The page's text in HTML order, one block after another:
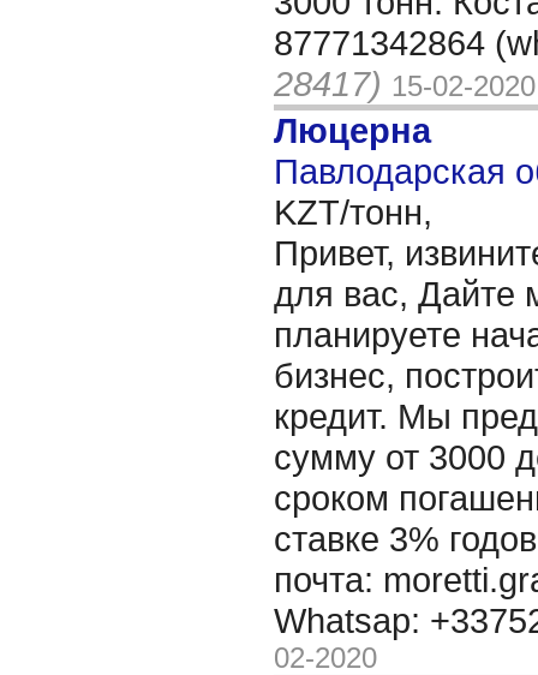
87771342864
28417) 15-02-2020
Люцерна
Павлодарская
KZT/тонн,
Привет,
для вас, Дайте
планируете
бизнес,
кредит. Мы
сумму от 3000
сроком
ставке 3%
почта:
Whatsap:
02-2020